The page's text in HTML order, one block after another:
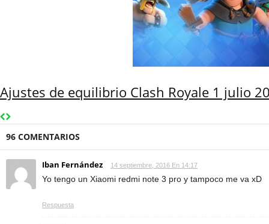
Ajustes de equilibrio Clash Royale 1 julio
96 COMENTARIOS
Iban Fernández 14 septiembre, 2016 En 14:17
Yo tengo un Xiaomi redmi note 3 pro y tampoco me va xD
Respuesta